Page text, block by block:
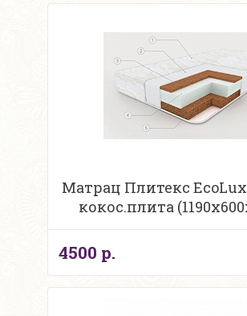
Матрац Плитекс
кокос.плита
4500 р.